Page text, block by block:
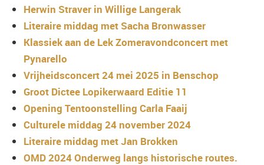
Herwin Straver in Willige Langerak
Literaire middag met Sacha Bronwasser
Klassiek aan de Lek Zomeravondconcert met
Pynarello
Vrijheidsconcert 24 mei 2025 in Benschop
Groot Dictee Lopikerwaard Editie 11
Opening Tentoonstelling Carla Faaij
Culturele middag 24 november 2024
Literaire middag met Jan Brokken
OMD 2024 Onderweg langs historische routes.